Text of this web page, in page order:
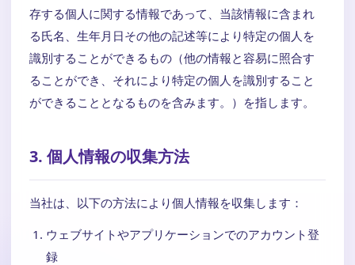
存する個人に関する情報であって、当該情報に含まれ
る氏名、生年月日その他の記述等により特定の個人を
識別することができるもの（他の情報と容易に照合す
ることができ、それにより特定の個人を識別すること
ができることとなるものを含みます。）を指します。
3. 個人情報の収集方法
当社は、以下の方法により個人情報を収集します：
ウェブサイトやアプリケーションでのアカウント登
録